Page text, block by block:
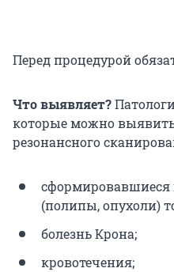
Перед процедурой
Что выявляет?
которые можно
резонансного
сформировавшиеся
(полипы, опухоли)
болезнь Крона;
кровотечения;